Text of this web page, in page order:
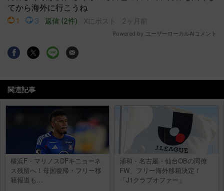
関連記事
横浜F・マリノスDFキニョーネ
ス残留へ！母国復帰・フリー移
籍報道も…
浦和・名古屋・仙台OBの同僚
FW、フリー海外移籍決定！
「J1クラブオファー」